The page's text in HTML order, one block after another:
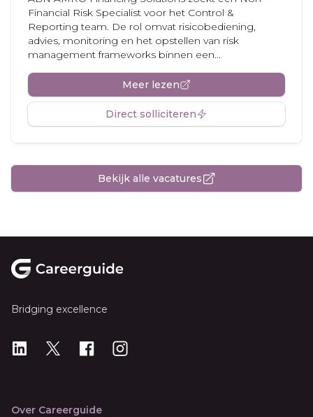
Financial Risk Specialist voor het Control &
Reporting team. De rol omvat risicobediening,
advies, monitoring en het opstellen van risk
management frameworks binnen een...
Meer lezen
Direct solliciteren
Bekijk alle vacatures
Bridging excellence
LinkedIn
X Instagram
Over Careerguide